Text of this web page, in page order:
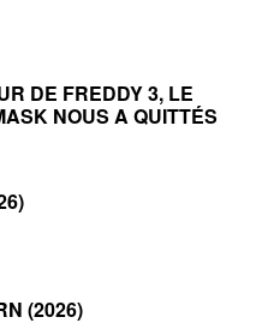
DE FREDDY 3, LE
NOUS A QUITTÉS
(2026)